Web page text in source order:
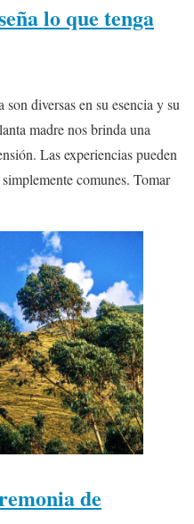
lo que tenga
diversas en su esencia y su
madre nos brinda una
Las experiencias pueden
comunes. Tomar
de